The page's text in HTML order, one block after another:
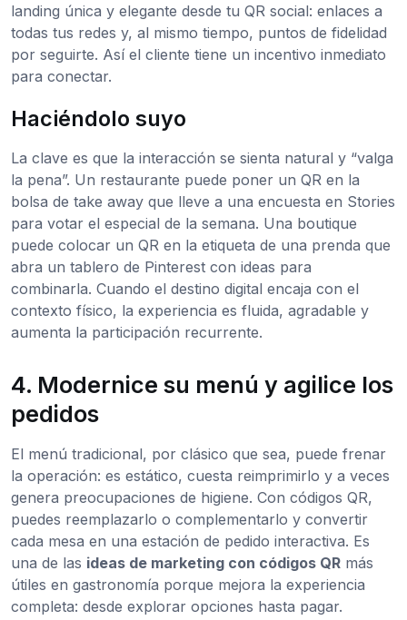
landing única y elegante desde tu QR social: enlaces a
todas tus redes y, al mismo tiempo, puntos de fidelidad
por seguirte. Así el cliente tiene un incentivo inmediato
para conectar.
Haciéndolo suyo
La clave es que la interacción se sienta natural y “valga
la pena”. Un restaurante puede poner un QR en la
bolsa de take away que lleve a una encuesta en Stories
para votar el especial de la semana. Una boutique
puede colocar un QR en la etiqueta de una prenda que
abra un tablero de Pinterest con ideas para
combinarla. Cuando el destino digital encaja con el
contexto físico, la experiencia es fluida, agradable y
aumenta la participación recurrente.
4. Modernice su menú y agilice los
pedidos
El menú tradicional, por clásico que sea, puede frenar
la operación: es estático, cuesta reimprimirlo y a veces
genera preocupaciones de higiene. Con códigos QR,
puedes reemplazarlo o complementarlo y convertir
cada mesa en una estación de pedido interactiva. Es
una de las ideas de marketing con códigos QR más
útiles en gastronomía porque mejora la experiencia
completa: desde explorar opciones hasta pagar.